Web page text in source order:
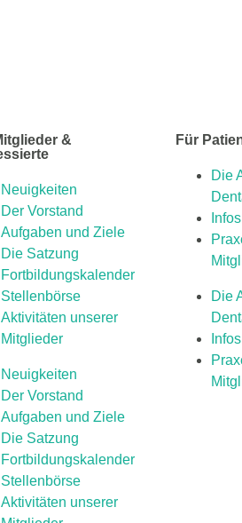
&
Neuigkeiten
Der Vorstand
Aufgaben und Ziele
Die Satzung
Fortbildungskalender
Stellenbörse
Aktivitäten unserer
Mitglieder
Neuigkeiten
Der Vorstand
Aufgaben und Ziele
Die Satzung
Fortbildungskalender
Stellenbörse
Aktivitäten unserer
Für
Die
Die